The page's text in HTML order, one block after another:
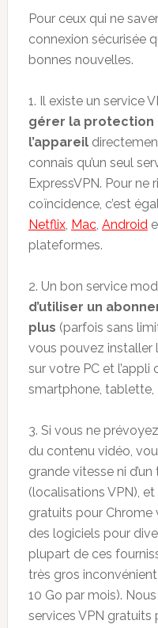
Pour ceux qui ne
connexion sécurisée
bonnes nouvelles.
1. Il existe un service
gérer la protection
l’appareil
connais qu’un seul
ExpressVPN. Pour ne
coïncidence, c’est
Netflix, Mac, Android
plateformes.
2. Un bon service
d’utiliser un
plus (parfois sans
vous pouvez installer
sur votre PC et
smartphone, tablette,
3. Si vous ne
du contenu vidéo,
grande vitesse ni
(localisations VPN),
gratuits pour
des logiciels pour
plupart de ces
très gros
10 Go par mois).
services VPN gratuits